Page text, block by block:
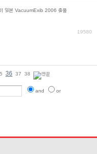
일본 VacuumExib 2006 출품
19580
36 37 38
and or